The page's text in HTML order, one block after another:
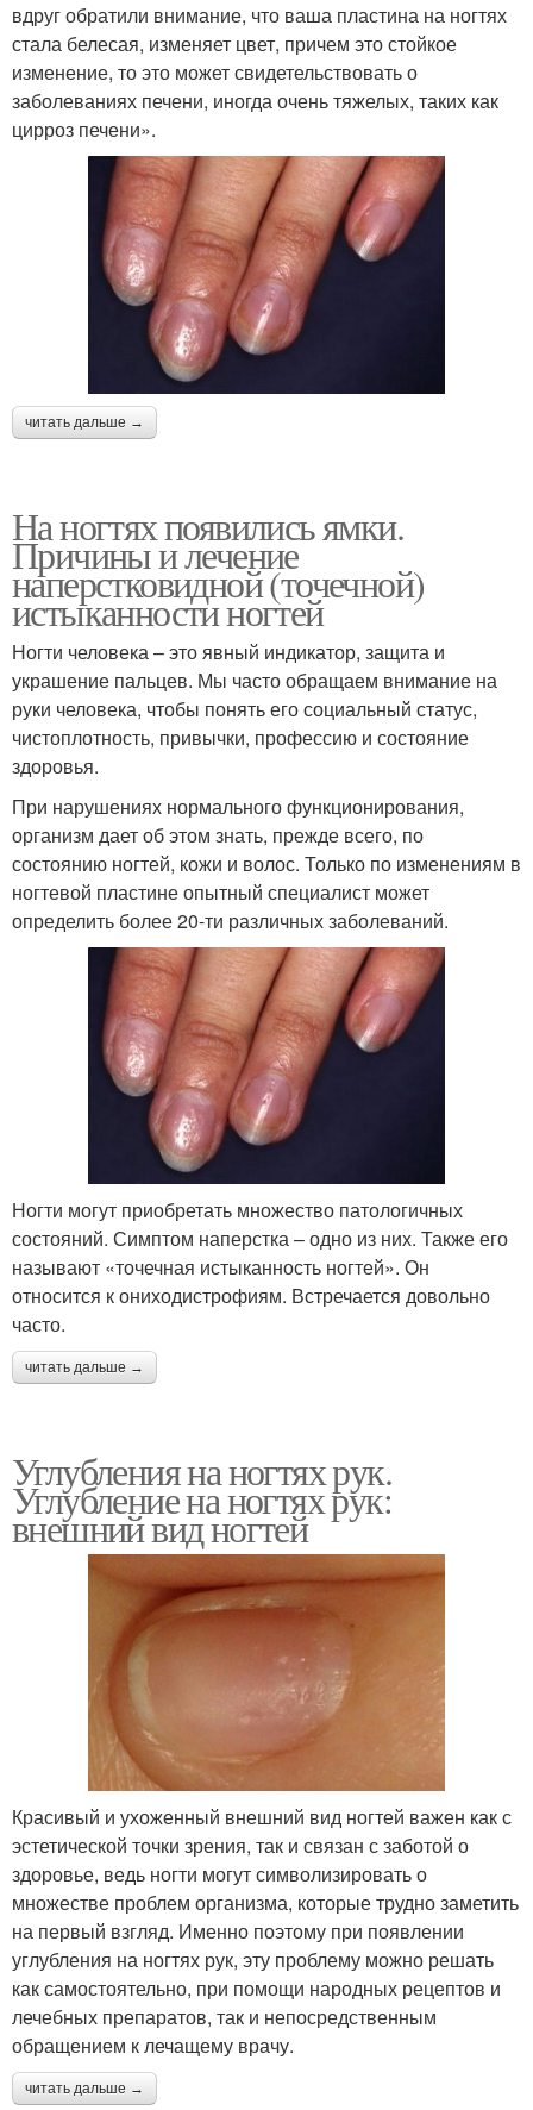
вдруг обратили внимание, что ваша пластина на ногтях
стала белесая, изменяет цвет, причем это стойкое
изменение, то это может свидетельствовать о
заболеваниях печени, иногда очень тяжелых, таких как
цирроз печени».
читать дальше →
На ногтях появились ямки.
Причины и лечение
наперстковидной (точечной)
истыканности ногтей
Ногти человека – это явный индикатор, защита и
украшение пальцев. Мы часто обращаем внимание на
руки человека, чтобы понять его социальный статус,
чистоплотность, привычки, профессию и состояние
здоровья.
При нарушениях нормального функционирования,
организм дает об этом знать, прежде всего, по
состоянию ногтей, кожи и волос. Только по изменениям в
ногтевой пластине опытный специалист может
определить более 20-ти различных заболеваний.
Ногти могут приобретать множество патологичных
состояний. Симптом наперстка – одно из них. Также его
называют «точечная истыканность ногтей». Он
относится к ониходистрофиям. Встречается довольно
часто.
читать дальше →
Углубления на ногтях рук.
Углубление на ногтях рук:
внешний вид ногтей
Красивый и ухоженный внешний вид ногтей важен как с
эстетической точки зрения, так и связан с заботой о
здоровье, ведь ногти могут символизировать о
множестве проблем организма, которые трудно заметить
на первый взгляд. Именно поэтому при появлении
углубления на ногтях рук, эту проблему можно решать
как самостоятельно, при помощи народных рецептов и
лечебных препаратов, так и непосредственным
обращением к лечащему врачу.
читать дальше →